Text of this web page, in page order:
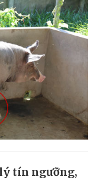
lý tín ngưỡng,